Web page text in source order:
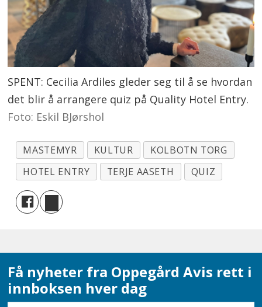
SPENT: Cecilia Ardiles gleder seg til å se hvordan
det blir å arrangere quiz på Quality Hotel Entry.
Foto: Eskil BJørshol
MASTEMYR KULTUR
KOLBOTN TORG
HOTEL ENTRY
TERJE AASETH QUIZ
Få nyheter fra Oppegård Avis rett i
innboksen hver dag